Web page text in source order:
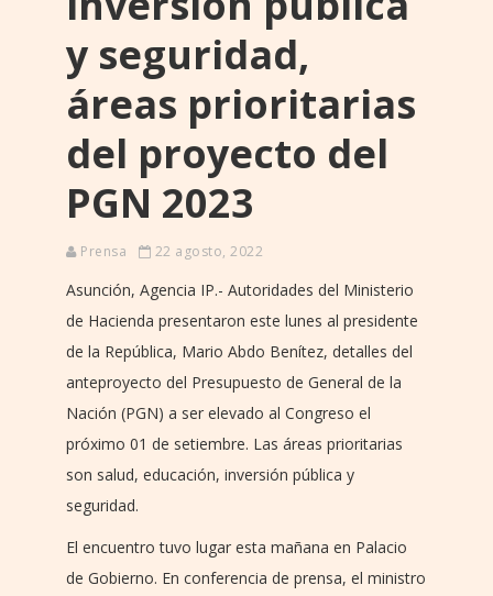
y seguridad,
áreas prioritarias
del proyecto del
PGN 2023
Prensa 22 agosto, 2022
Asunción, Agencia IP.- Autoridades del Ministerio
de Hacienda presentaron este lunes al presidente
de la República, Mario Abdo Benítez, detalles del
anteproyecto del Presupuesto de General de la
Nación (PGN) a ser elevado al Congreso el
próximo 01 de setiembre. Las áreas prioritarias
son salud, educación, inversión pública y
seguridad.
El encuentro tuvo lugar esta mañana en Palacio
de Gobierno. En conferencia de prensa, el ministro